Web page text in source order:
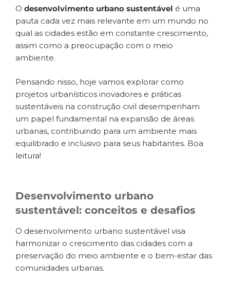
O desenvolvimento urbano sustentável é uma
pauta cada vez mais relevante em um mundo no
qual as cidades estão em constante crescimento,
assim como a preocupação com o meio
ambiente.
Pensando nisso, hoje vamos explorar como
projetos urbanísticos inovadores e práticas
sustentáveis na construção civil desempenham
um papel fundamental na expansão de áreas
urbanas, contribuindo para um ambiente mais
equilibrado e inclusivo para seus habitantes. Boa
leitura!
Desenvolvimento urbano
sustentável: conceitos e desafios
O desenvolvimento urbano sustentável visa
harmonizar o crescimento das cidades com a
preservação do meio ambiente e o bem-estar das
comunidades urbanas.